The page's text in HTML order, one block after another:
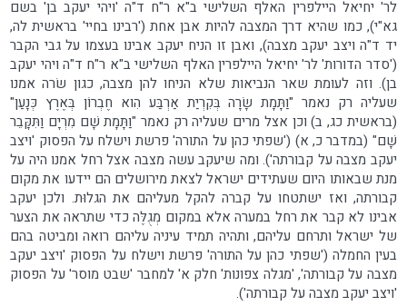
לר' יחיאל היילפרין האלף השלישי ב"א ר"ח ד"ה 'ויהי יעקב בן' בשם
גא"י), כמו שהיא דרך המצבה להיות אבן אחת ('רבינו בחיי' בראשית לה,
יד ד"ה ויצב יעקב מצבה), ואבן זו הניח יעקב אבינו בעצמו על גבי הקבר
('סדר הדורות' לר' יחיאל היילפרין האלף השלישי ב"א ר"ח ד"ה ויהי יעקב
בן). וזה לעומת שאר הנביאות שלא הניחו להן מצבה, כגון שׂרה אמנו
שעליה רק נאמר "וַתָּמָת שָׂרָה בְּקִרְיַת אַרְבַּע הִוא חֶבְרוֹן בְּאֶרֶץ כְּנָעַן"
(בראשית כג, ב) וכן אצל מרים שעליה רק נאמר "וַתָּמָת שָׁם מִרְיָם וַתִּקָּבֵר
שָׁם" (במדבר כ, א) ('שפתי כהן על התורה' פרשת וישלח על הפסוק 'ויצב
יעקב מצבה על קבורתה'). ומה שיעקב עשה מצבה אצל רחל אמנו היה על
מנת שבאותו היום שעתידים ישראל לצאת מירושלים הם יידעו את מקום
קבורתה, ואז ישתטחו על קברה להקל מעליהם את הגלוּת. ולכן יעקב
אבינו לא קבר את רחל במערה אלא במקום מְגֻלֶּה כדי שתראה את הצער
של ישראל ותרחם עליהם, ותהיה תמיד עיניה עליהם רואה ומביטה בהם
בעין החמלה ('שפתי כהן על התורה' פרשת וישלח על הפסוק 'ויצב יעקב
מצבה על קבורתה', 'מגלה צפונות' חלק א' למחבר 'שבט מוסר' על הפסוק
'ויצב יעקב מצבה על קבורתה').